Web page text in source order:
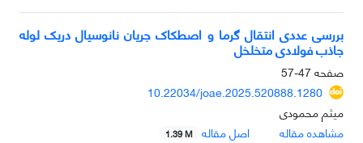
بررسی عددی انتقال گرما و اصطکاک جریان نانوسیال دریک لوله
جاذب فولادی متخلخل
صفحه47-57
10.22034/joae.2025.520888.1280
میثم محمودی
مشاهده مقاله
اصل مقاله 1.39 M